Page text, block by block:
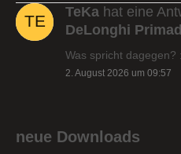
TeKa hat eine
DeLonghi
Was spricht dagegen?
2. August 2026 um 09:57
neue Downloads